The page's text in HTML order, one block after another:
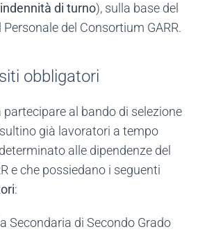
di turno), sulla base del
del Consortium GARR.
obbligatori
al bando di selezione
già lavoratori a tempo
alle dipendenze del
e che possiedano i seguenti
:
Secondaria di Secondo Grado